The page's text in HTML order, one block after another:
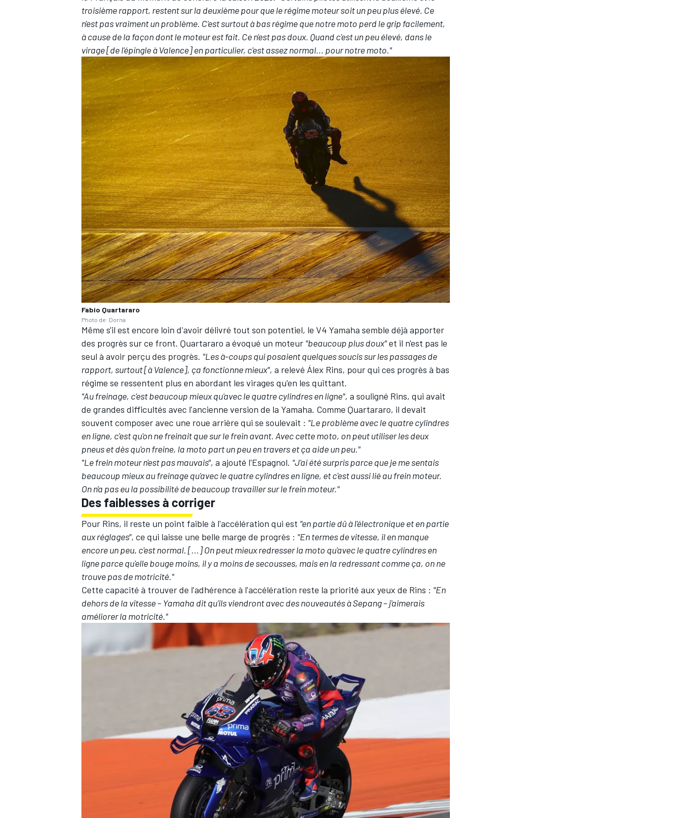
AUTRES CHAMPIONNATS
troisième rapport, restent sur la deuxième pour que le régime moteur soit un peu plus élevé. Ce
n'est pas vraiment un problème. C'est surtout à bas régime que notre moto perd le grip facilement,
à cause de la façon dont le moteur est fait. Ce n'est pas doux. Quand c'est un peu élevé, dans le
virage [de l'épingle à Valence] en particulier, c'est assez normal... pour notre moto."
Fabio Quartararo
Photo de: Dorna
Même s'il est encore loin d'avoir délivré tout son potentiel, le V4 Yamaha semble déjà apporter
des progrès sur ce front. Quartararo a évoqué un moteur "beaucoup plus doux"et il n'est pas le
seul à avoir perçu des progrès. "Les à-coups qui posaient quelques soucis sur les passages de
rapport, surtout [à Valence], ça fonctionne mieux", a relevé Álex Rins, pour qui ces progrès à bas
régime se ressentent plus en abordant les virages qu'en les quittant.
"Au freinage, c'est beaucoup mieux qu'avec le quatre cylindres en ligne", a souligné Rins, qui avait
de grandes difficultés avec l'ancienne version de la Yamaha. Comme Quartararo, il devait
souvent composer avec une roue arrière qui se soulevait : "Le problème avec le quatre cylindres
en ligne, c'est qu'on ne freinait que sur le frein avant. Avec cette moto, on peut utiliser les deux
pneus et dès qu'on freine, la moto part un peu en travers et ça aide un peu."
"Le frein moteur n'est pas mauvais", a ajouté l'Espagnol. "J'ai été surpris parce que je me sentais
beaucoup mieux au freinage qu'avec le quatre cylindres en ligne, et c'est aussi lié au frein moteur.
On n'a pas eu la possibilité de beaucoup travailler sur le frein moteur."
Des faiblesses à corriger
Pour Rins, il reste un point faible à l'accélération qui est "en partie dû à l'électronique et en partie
aux réglages", ce qui laisse une belle marge de progrès : "En termes de vitesse, il en manque
encore un peu, c'est normal. [...] On peut mieux redresser la moto qu'avec le quatre cylindres en
ligne parce qu'elle bouge moins, il y a moins de secousses, mais en la redressant comme ça, on ne
trouve pas de motricité."
Cette capacité à trouver de l'adhérence à l'accélération reste la priorité aux yeux de Rins : "En
dehors de la vitesse – Yamaha dit qu'ils viendront avec des nouveautés à Sepang – j'aimerais
améliorer la motricité."